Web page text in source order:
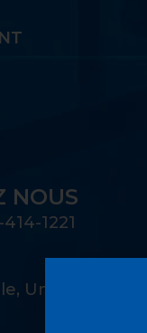
NOUS
1221
Unité 100